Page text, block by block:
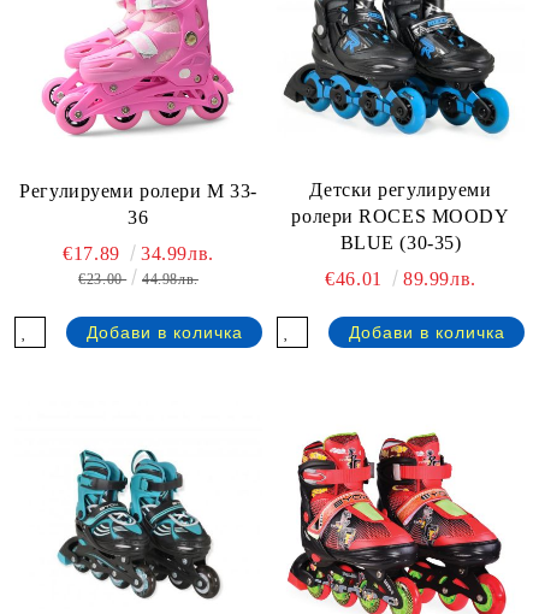
Регулируеми ролери M 33-
36
€17.89 34.99лв.
€23.00 44.98лв.
Детски регулируеми
ролери ROCES MOODY
BLUE (30-35)
€46.01
89.99лв.